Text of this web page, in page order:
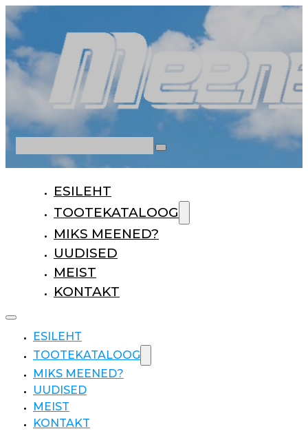
ESILEHT
TOOTEKATALOOG
MIKS MEENED?
UUDISED
MEIST
KONTAKT
ESILEHT
TOOTEKATALOOG
MIKS MEENED?
UUDISED
MEIST
KONTAKT